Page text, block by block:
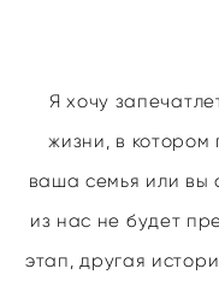
Я хочу
жизни, в
ваша семья или вы
из нас не будет
этап, другая